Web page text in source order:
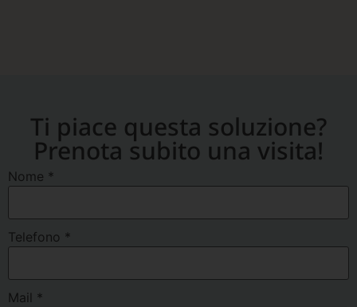
Ti piace questa soluzione?
Prenota subito una visita!
Nome *
Telefono *
Mail *